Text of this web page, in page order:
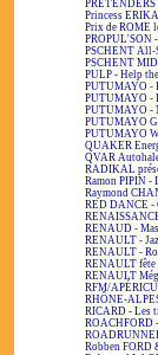
Princess
Prix de ROME
PROPUL'SON
PSCHENT All-
PSCHENT
PULP - Help
PUTUMAYO -
PUTUMAYO -
PUTUMAYO -
PUTUMAYO
PUTUMAYO
QUAKER
QVAR
RADIKAL
Ramon PIPIN -
Raymond
RED DANCE -
RENAUD -
RENAULT -
RENAULT -
RENAULT fête
RENAULT
RFM/
RHÔNE-
RICARD - Les
ROACHFORD
Robben FORD